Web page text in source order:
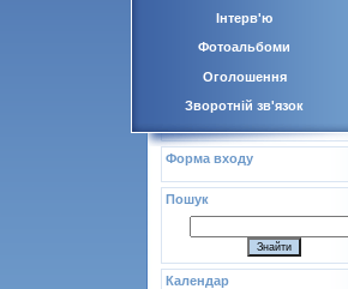
Інтерв'ю
Фотоальбоми
Оголошення
Зворотній зв'язок
Форма входу
Пошук
Календар